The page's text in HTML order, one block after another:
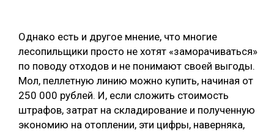
Однако есть и другое мнение, что многие
лесопильщики просто не хотят «заморачиваться»
по поводу отходов и не понимают своей выгоды.
Мол, пеллетную линию можно купить, начиная от
250 000 рублей. И, если сложить стоимость
штрафов, затрат на складирование и полученную
экономию на отоплении, эти цифры, наверняка,